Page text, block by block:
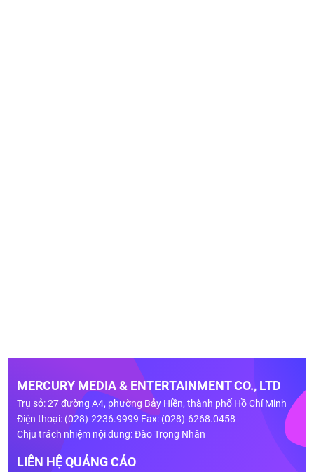
MERCURY MEDIA & ENTERTAINMENT CO., LTD
Trụ sở: 27 đường A4, phường Bảy Hiền, thành phố Hồ Chí Minh
Điện thoại: (028)-2236.9999 Fax: (028)-6268.0458
Chịu trách nhiệm nội dung: Đào Trọng Nhân
LIÊN HỆ QUẢNG CÁO